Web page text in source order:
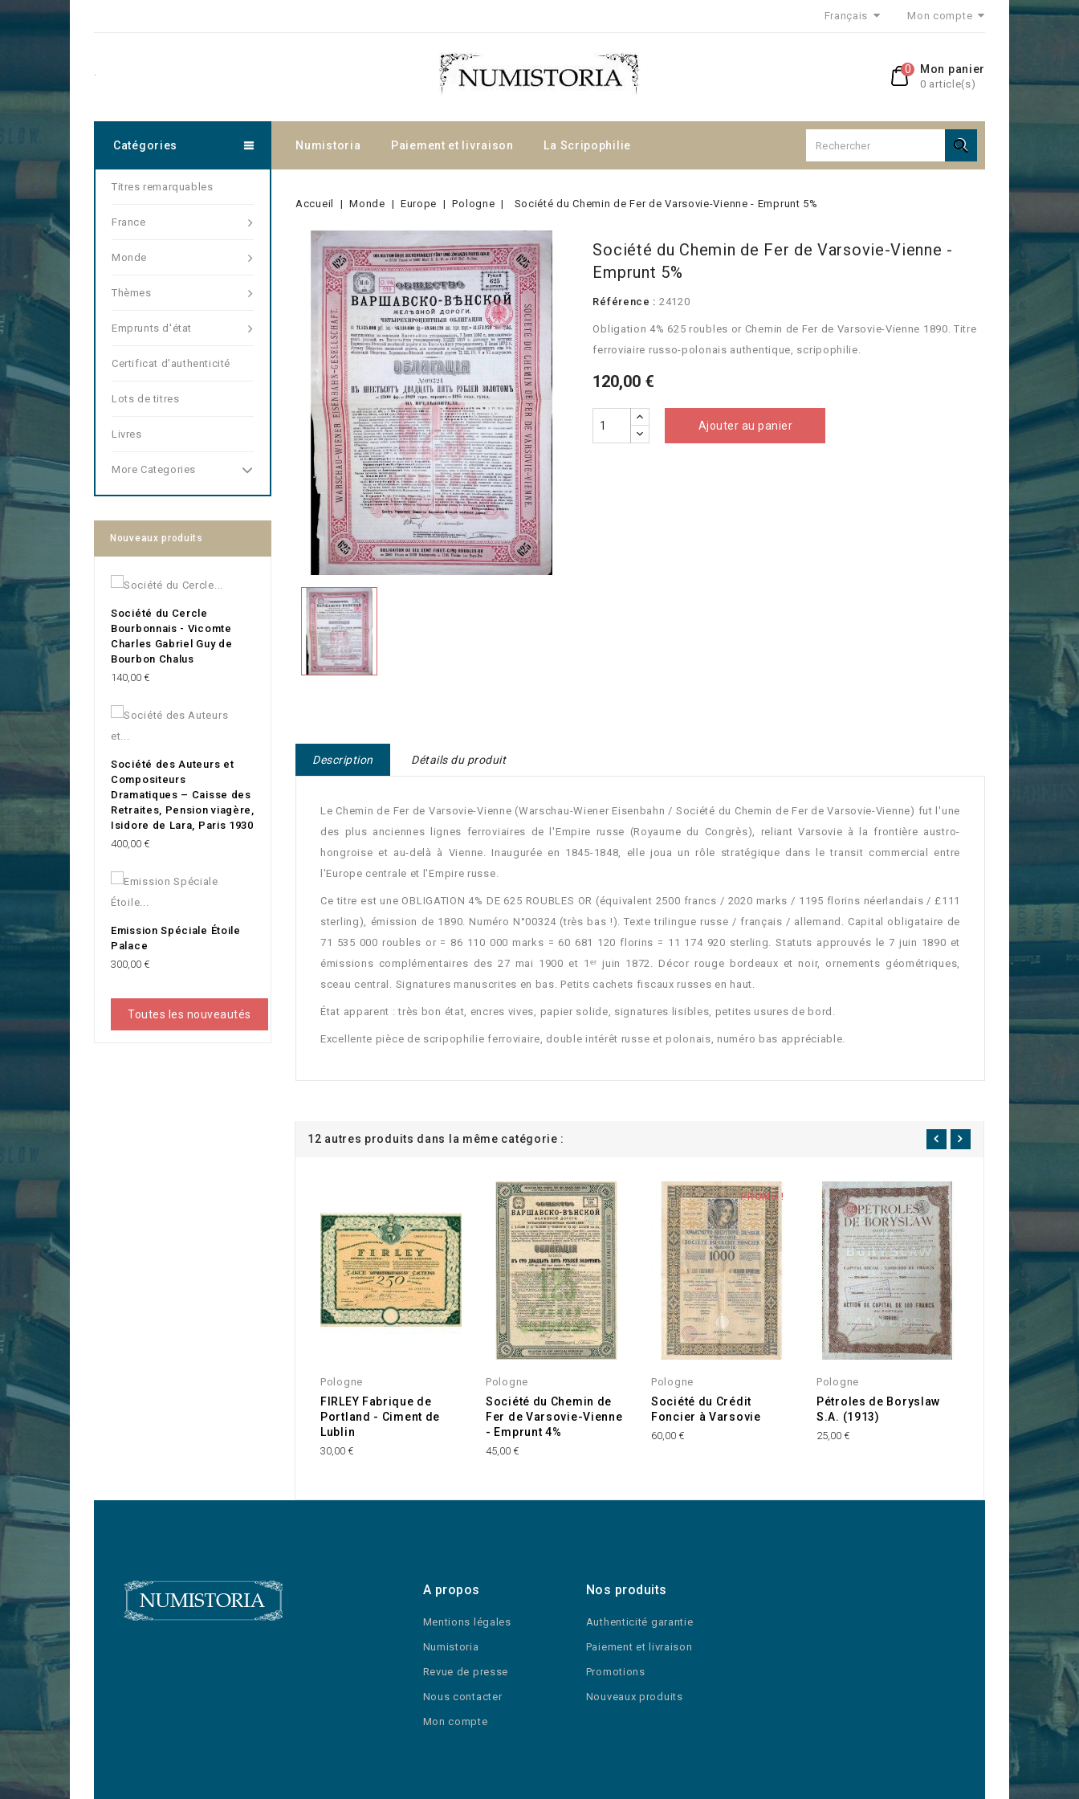
Français Mon compte
Mon panier
0 article(s)
0
.
Numistoria Paiement et livraison La Scripophilie 
Catégories
Titres remarquables
France
Monde
Thèmes
Emprunts d'état
Certificat d'authenticité
Lots de titres
Livres
More Categories
Nouveaux produits
Société du Cercle
Bourbonnais - Vicomte
Charles Gabriel Guy de
Bourbon Chalus
Prix
140,00 €
Société des Auteurs et
Compositeurs
Dramatiques – Caisse des
Retraites, Pension viagère,
Isidore de Lara, Paris 1930
Prix
400,00 €
Emission Spéciale Étoile
Palace
Prix
300,00 €
Toutes les nouveautés
Accueil Monde Europe Pologne Société du Chemin de Fer de Varsovie-Vienne - Emprunt 5%
Société du Chemin de Fer de Varsovie-Vienne -
Emprunt 5%
Référence : 24120
Obligation 4% 625 roubles or Chemin de Fer de Varsovie-Vienne 1890. Titre
ferroviaire russo-polonais authentique, scripophilie.
120,00 €
Ajouter au panier
Description Détails du produit
Le Chemin de Fer de Varsovie-Vienne (Warschau-Wiener Eisenbahn / Société du Chemin de Fer de Varsovie-Vienne) fut l'une
des plus anciennes lignes ferroviaires de l'Empire russe (Royaume du Congrès), reliant Varsovie à la frontière austro-
hongroise et au-delà à Vienne. Inaugurée en 1845-1848, elle joua un rôle stratégique dans le transit commercial entre
l'Europe centrale et l'Empire russe.
Ce titre est une OBLIGATION 4% DE 625 ROUBLES OR (équivalent 2500 francs / 2020 marks / 1195 florins néerlandais / £111
sterling), émission de 1890. Numéro N°00324 (très bas !). Texte trilingue russe / français / allemand. Capital obligataire de
71 535 000 roubles or = 86 110 000 marks = 60 681 120 florins = 11 174 920 sterling. Statuts approuvés le 7 juin 1890 et
émissions complémentaires des 27 mai 1900 et 1ᵉʳ juin 1872. Décor rouge bordeaux et noir, ornements géométriques,
sceau central. Signatures manuscrites en bas. Petits cachets fiscaux russes en haut.
État apparent : très bon état, encres vives, papier solide, signatures lisibles, petites usures de bord.
Excellente pièce de scripophilie ferroviaire, double intérêt russe et polonais, numéro bas appréciable.
12 autres produits dans la même catégorie :
Pologne
FIRLEY Fabrique de
Portland - Ciment de
Lublin
30,00 €
Pologne
Société du Chemin de
Fer de Varsovie-Vienne
- Emprunt 4%
45,00 €
PROMO !
Pologne
Société du Crédit
Foncier à Varsovie
60,00 €
Pologne
Pétroles de Boryslaw
S.A. (1913)
25,00 €
Pologne
A propos
Mentions légales
Numistoria
Revue de presse
Nous contacter
Mon compte
Nos produits
Authenticité garantie
Paiement et livraison
Promotions
Nouveaux produits